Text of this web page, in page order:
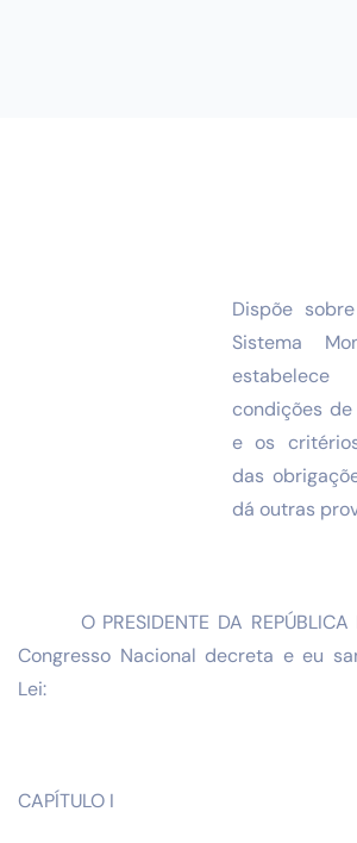
Dispõe
Sistema
condições
e os
das
dá outras
O PRESIDENTE DA REPÚBLICA
Congresso Nacional decreta e eu
Lei:
CAPÍTULO I